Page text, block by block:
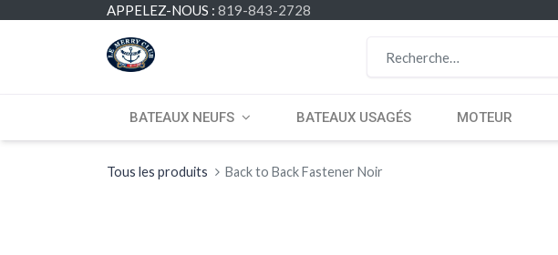
APPELEZ-NOUS : 819-843-2728
BATEAUX NEUFS BATEAUX USAGÉS MOTEUR
Tous les produits Back to Back Fastener Noir